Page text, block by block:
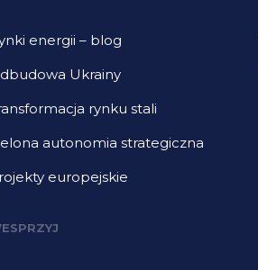
energii – blog
Ukrainy
rynku stali
autonomia strategiczna
europejskie